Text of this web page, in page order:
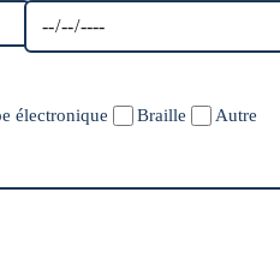
électronique Braille Autre